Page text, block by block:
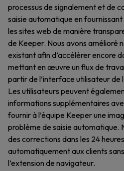
processus de signalement et de
saisie automatique en
les sites web de manière
de Keeper. Nous avons amélioré
existant afin d’accélérer encore
mettant en œuvre un flux de
partir de l’interface utilisateur de
Les utilisateurs peuvent
informations supplémentaires
fournir à l’équipe Keeper une
problème de saisie automatique.
des corrections dans les 24
automatiquement aux clients
l’extension de navigateur.